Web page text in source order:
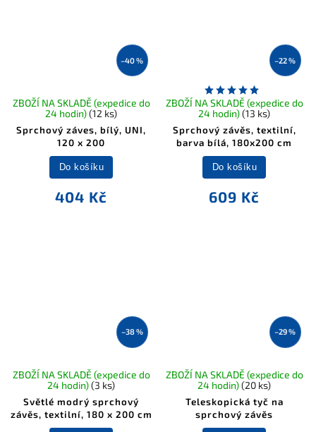
–40 %
Sprchový záves, bílý, UNI,
120 x 200
ZBOŽÍ NA SKLADĚ (expedice do
24 hodin)(12 ks)
404 Kč
Do košíku
–22 %
Sprchový závěs, textilní,
barva bílá, 180x200 cm
ZBOŽÍ NA SKLADĚ (expedice do
24 hodin)(13 ks)
609 Kč
Do košíku
–38 %
Světlé modrý sprchový
závěs, textilní, 180 x 200 cm
ZBOŽÍ NA SKLADĚ (expedice do
24 hodin)(3 ks)
–29 %
Teleskopická tyč na
sprchový závěs
ZBOŽÍ NA SKLADĚ (expedice do
24 hodin)(20 ks)